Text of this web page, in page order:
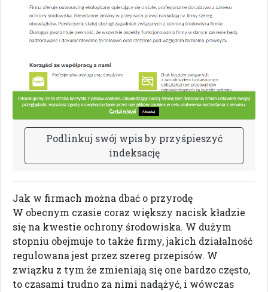
Podlinkuj swój wpisby przyśpieszyć
indeksację
Jak w firmach można dbać o przyrodę
W obecnym czasie coraz większy nacisk kładzie
się na kwestie ochrony środowiska. W dużym
stopniu obejmuje to także firmy, jakich działalność
regulowana jest przez szereg przepisów. W
związku z tym że zmieniają się one bardzo często,
to czasami trudno za nimi nadążyć, i wówczas